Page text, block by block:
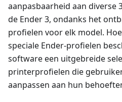
aanpasbaarheid aan diverse
de Ender 3, ondanks het
profielen voor elk model.
speciale Ender-profielen
software een uitgebreide
printerprofielen die
aanpassen aan hun